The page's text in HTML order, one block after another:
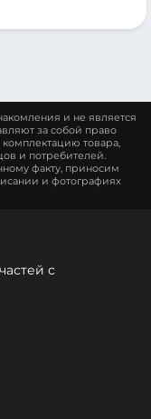
и не является
за собой право
товара,
и потребителей.
факту, приносим
и фотографиях
c